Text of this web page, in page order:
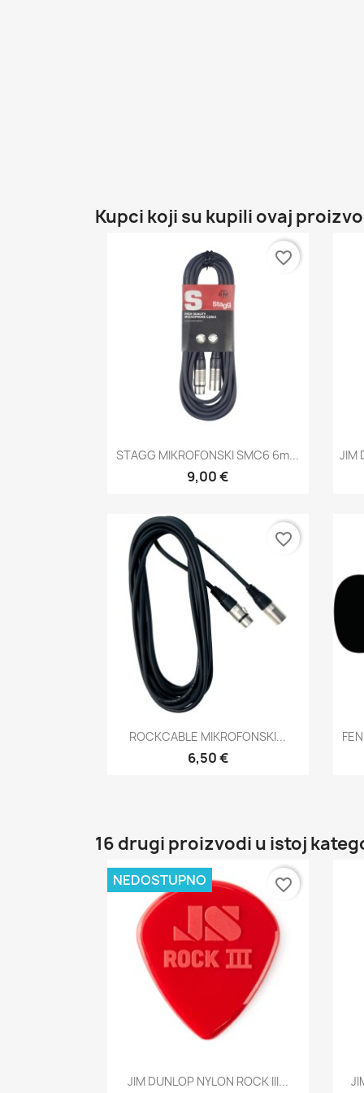
Kupci koji su kupili ovaj
Brzi pregled
STAGG MIKROFONSKI SMC6 6m...
9,00 €
favorite_border
JIM
Brzi pregled
ROCKCABLE MIKROFONSKI...
6,50 €
favorite_border
16 drugi proizvodi u istoj
Brzi pregled
JIM DUNLOP NYLON ROCK III...
NEDOSTUPNO favorite_border